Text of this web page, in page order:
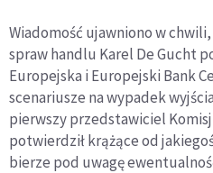
Wiadomość ujawniono w
spraw handlu Karel De Gucht
Europejska i Europejski Bank
scenariusze na wypadek
pierwszy przedstawiciel
potwierdził krążące od
bierze pod uwagę